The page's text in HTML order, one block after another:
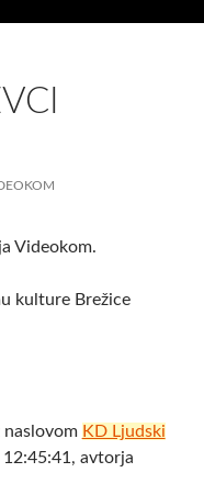
Videokom.
kulture Brežice
naslovom KD Ljudski
avtorja